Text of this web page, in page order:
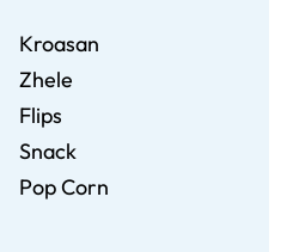
Kroasan
Zhele
Flips
Snack
Pop Corn